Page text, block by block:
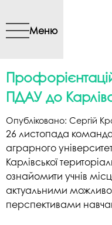
Меню
ПДАУ до
Опубліковано: Сергій
26 листопада
аграрного
Карлівської
ознайомити учнів
актуальними
перспективами